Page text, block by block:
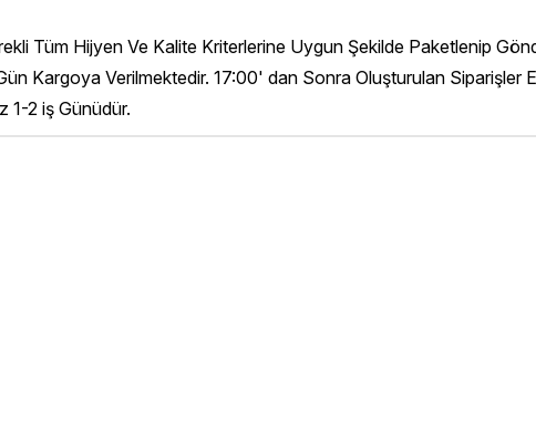
Tüm Hijyen Ve Kalite Kriterlerine Uygun Şekilde Paketlenip
Kargoya Verilmektedir. 17:00' dan Sonra Oluşturulan Siparişler
1-2 iş Günüdür.